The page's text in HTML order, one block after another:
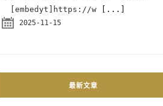
[embedyt]https://w [...]
2025-11-15
最新文章